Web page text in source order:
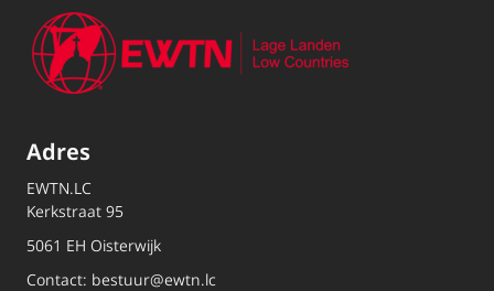
Adres
EWTN.LC
Kerkstraat 95
5061 EH Oisterwijk
Contact: bestuur@ewtn.lc